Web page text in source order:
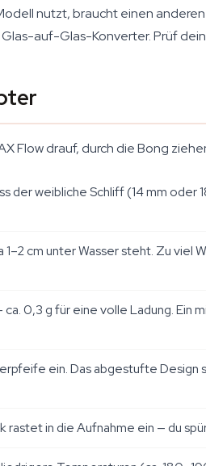
nutzt, braucht einen
auf-Glas-Konverter. Prüf
Flow drauf, durch die Bong
der weibliche Schliff (14 mm
cm unter Wasser steht. Zu viel
0,3 g für eine volle Ladung.
ein. Das abgestufte Design
rastet in die Aufnahme ein — du